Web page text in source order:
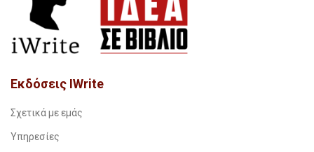
Εκδόσεις IWrite
Σχετικά με εμάς
Υπηρεσίες